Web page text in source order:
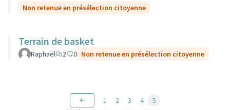
Non retenue en présélection citoyenne
Terrain de basket
Raphaël 2 0 Non retenue en présélection citoyenne
1 2 3 4 5